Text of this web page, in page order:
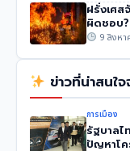
ฝรั่งเศ
ผิดชอบ?
9 สิงหา
ข่าวที่น่าสนใ
การเมือง
รัฐบาล
ปัญหาโค